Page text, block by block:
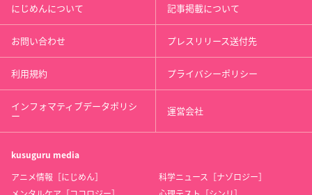
にじめんについて 記事掲載について
お問い合わせ プレスリリース送付先
利用規約 プライバシーポリシー
インフォマティブデータポリシ
ー 運営会社
kusuguru media
アニメ情報［にじめん］
科学ニュース［ナゾロジー］